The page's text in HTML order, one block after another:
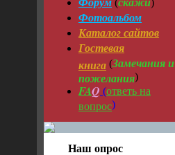
( )
Фотоальбом
Каталог сайтов
Гостевая
книга (Замечания и
пожелания)
FAQ (ответь на
вопрос)
Наш опрос